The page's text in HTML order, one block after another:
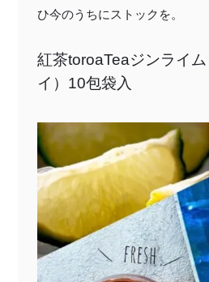
ひ今のうちにストックを。
紅茶toroaTeaジンライ
イ）10包袋入